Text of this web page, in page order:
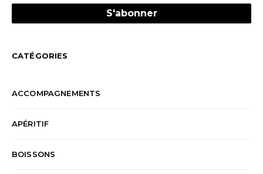
CATÉGORIES
ACCOMPAGNEMENTS
APÉRITIF
BOISSONS